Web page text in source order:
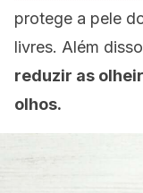
protege a pele
livres. Além
reduzir as
olhos.